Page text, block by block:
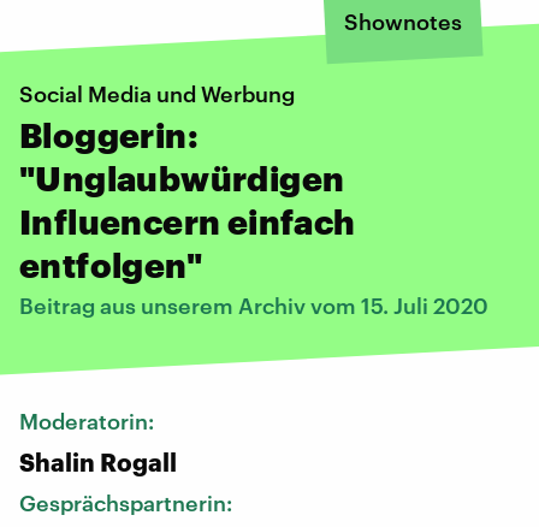
Shownotes
Social Media und Werbung
Bloggerin:
"Unglaubwürdigen
Influencern einfach
entfolgen"
Beitrag aus unserem Archiv vom 15. Juli 2020
Moderatorin:
Shalin Rogall
Gesprächspartnerin: